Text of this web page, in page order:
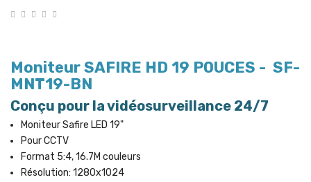
Moniteur SAFIRE HD 19 POUCES - SF-
MNT19-BN
Conçu pour la vidéosurveillance 24/7
Moniteur Safire LED 19"
Pour CCTV
Format 5:4, 16.7M couleurs
Résolution: 1280x1024